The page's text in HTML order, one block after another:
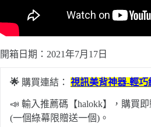
開箱日期：2021年7月17日
🌟 購買連結： 視訊美背神器-輕巧
📣 輸入推薦碼【halokk】，購買
(一個綠幕限贈送一個)。